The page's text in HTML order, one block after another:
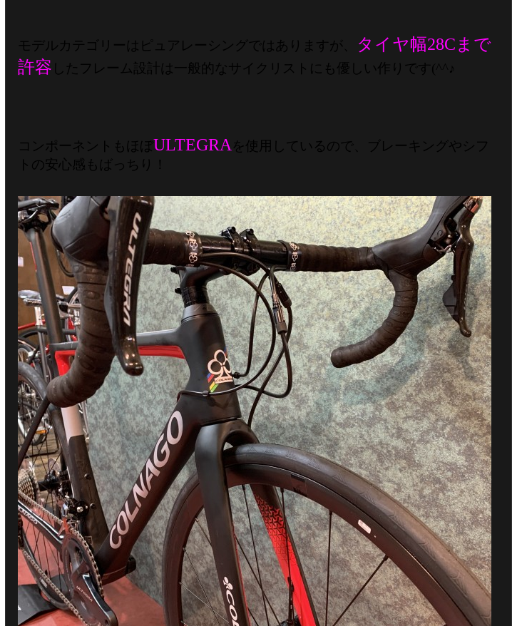
モデルカテゴリーはピュアレーシングではありますが、
タイヤ幅28Cまで
許容 したフレーム設計は一般的なサイクリストにも優しい作りです(^^♪
コンポーネントもほぼULTEGRAを使用しているので、ブレーキングやシフ
トの安心感もばっちり！